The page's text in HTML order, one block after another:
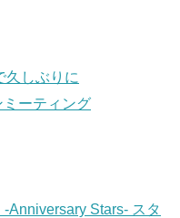
久しぶりに
ーティング
-Anniversary Stars- スタ